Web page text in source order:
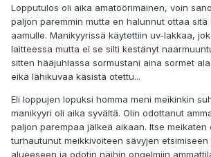
Lopputulos oli aika amatöörimäinen, voin
paljon paremmin mutta en halunnut ottaa
aamulle. Manikyyrissä käytettiin uv-lakkaa,
laitteessa mutta ei se silti kestänyt
sitten hääjuhlassa sormustani aina sormet
eikä lähikuvaa käsistä otettu...
Eli loppujen lopuksi homma meni meikinkin
manikyyri oli aika syvältä. Olin odottanut
paljon parempaa jälkeä aikaan. Itse meikaten
turhautunut meikkivoiteen sävyjen
alueeseen ja odotin näihin ongelmiin